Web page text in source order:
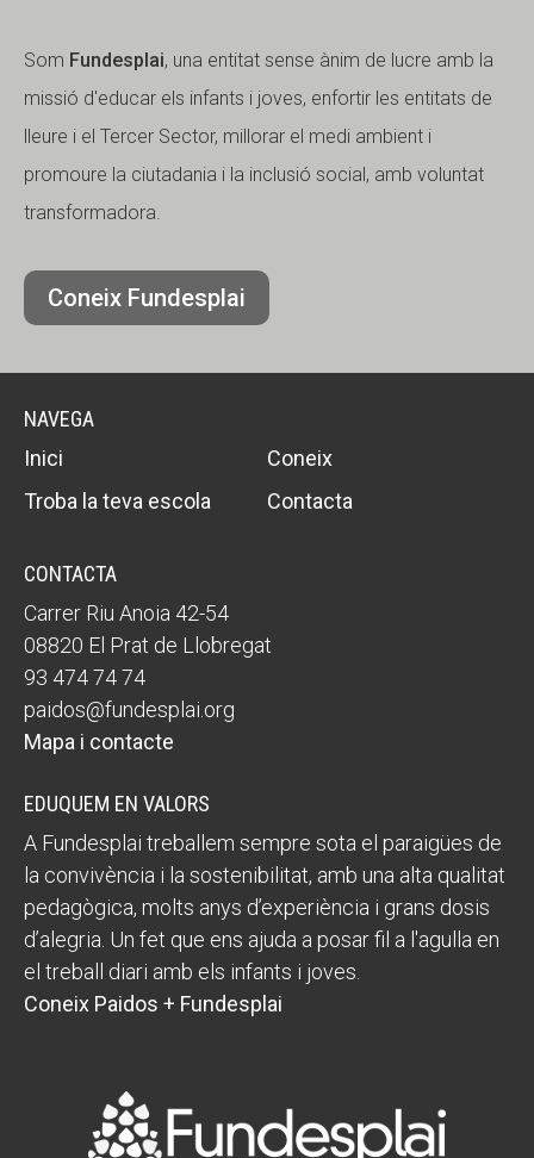
Som Fundesplai, una entitat sense ànim de lucre amb la
missió d'educar els infants i joves, enfortir les entitats de
lleure i el Tercer Sector, millorar el medi ambient i
promoure la ciutadania i la inclusió social, amb voluntat
transformadora.
Coneix Fundesplai
NAVEGA
Inici
Coneix
Troba la teva escola
Contacta
CONTACTA
Carrer Riu Anoia 42-54
08820 El Prat de Llobregat
93 474 74 74
paidos@fundesplai.org
Mapa i contacte
EDUQUEM EN VALORS
A Fundesplai treballem sempre sota el paraigües de
la convivència i la sostenibilitat, amb una alta qualitat
pedagògica, molts anys d’experiència i grans dosis
d’alegria. Un fet que ens ajuda a posar fil a l'agulla en
el treball diari amb els infants i joves.
Coneix Paidos + Fundesplai